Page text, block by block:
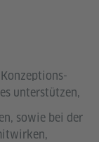
unterstützen,
sowie bei der